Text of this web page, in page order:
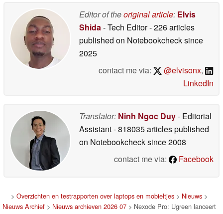
Editor of theoriginal article: Elvis
Shida - Tech Editor- 226 articles
published on Notebookchecksince
2025
contact me via:
@elvisonx,
LinkedIn
Translator: Ninh Ngoc Duy- Editorial
Assistant- 818035 articles published
on Notebookchecksince 2008
contact me via:
Facebook
> Overzichten en testrapporten over laptops en mobieltjes> Nieuws>
Nieuws Archief> Nieuws archieven 2026 07> Nexode Pro: Ugreen lanceert